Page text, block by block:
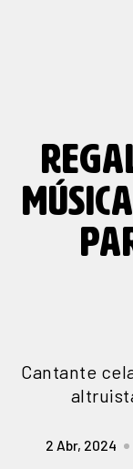
Cantante
2 Abr, 2024